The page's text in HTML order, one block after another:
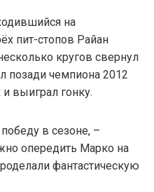
на
пит-стопов Райан
кругов свернул
позади чемпиона 2012
и выиграл гонку.
в сезоне, –
опередить Марко на
фантастическую